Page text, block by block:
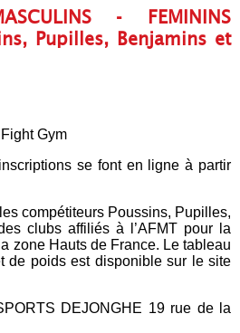
- FEMININS
Pupilles, Benjamins et
Gym
se font en ligne à partir
compétiteurs Poussins, Pupilles,
clubs affiliés à l’AFMT pour la
zone Hauts de France. Le tableau
de poids est disponible sur le site
DEJONGHE 19 rue de la